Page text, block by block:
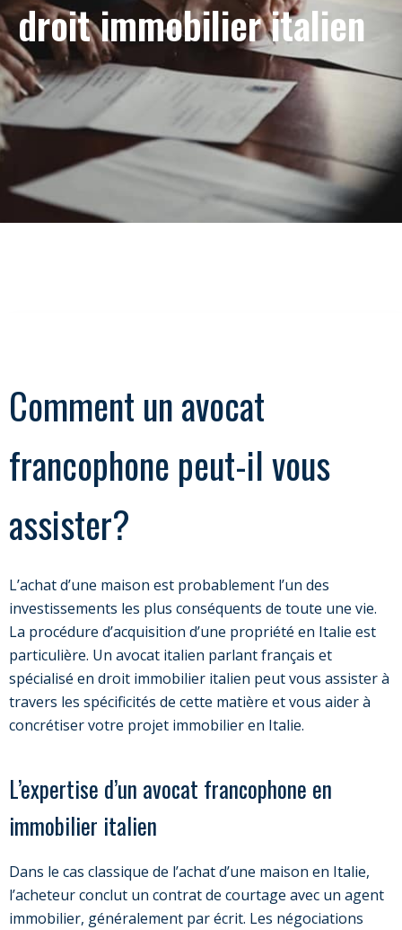
droit immobilier italien
Comment un avocat
francophone peut-il vous
assister?
L’achat d’une maison est probablement l’un des
investissements les plus conséquents de toute une vie.
La procédure d’acquisition d’une propriété en Italie est
particulière. Un avocat italien parlant français et
spécialisé en droit immobilier italien peut vous assister à
travers les spécificités de cette matière et vous aider à
concrétiser votre projet immobilier en Italie.
L’expertise d’un avocat francophone en
immobilier italien
Dans le cas classique de l’achat d’une maison en Italie,
l’acheteur conclut un contrat de courtage avec un agent
immobilier, généralement par écrit. Les négociations